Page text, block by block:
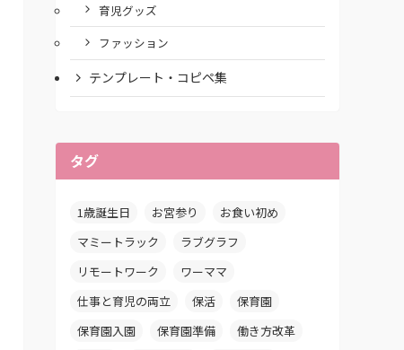
育児グッズ
ファッション
テンプレート・コピペ集
タグ
1歳誕生日 お宮参り
お食い初め
マミートラック
ラブグラフ
リモートワーク
ワーママ
仕事と育児の両立
保活
保育園
保育園入園
保育園準備
働き方改革